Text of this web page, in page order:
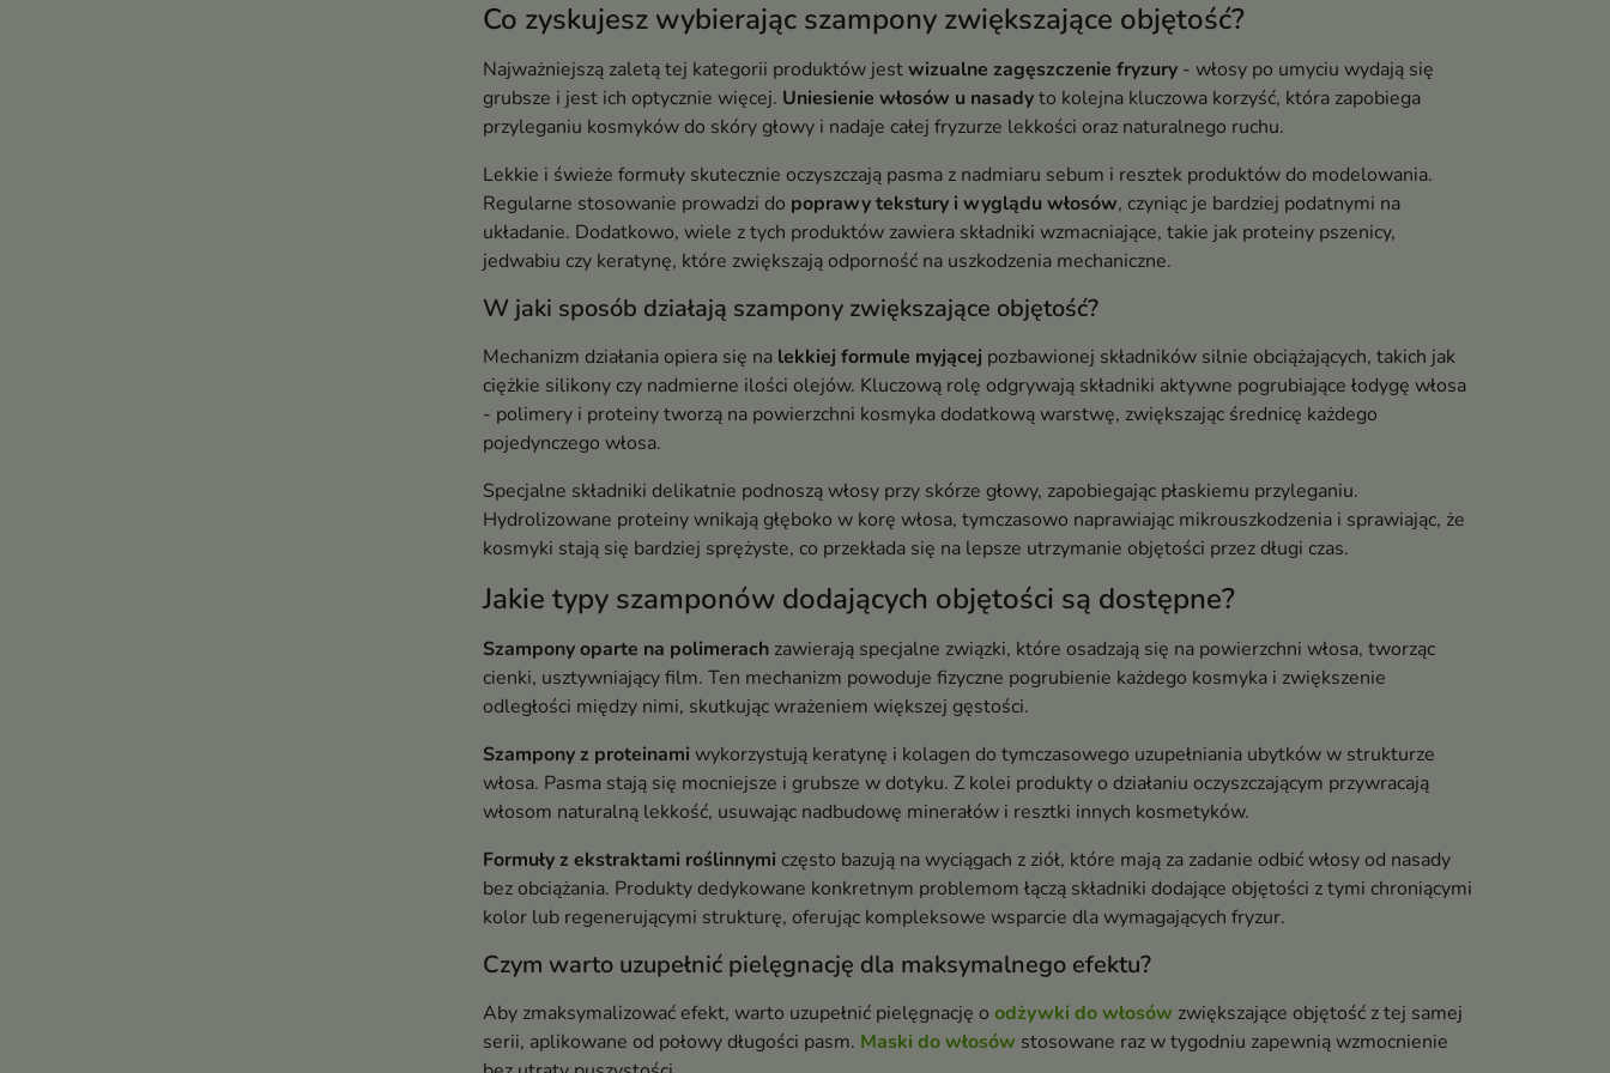
Co zyskujesz wybierając szampony zwiększające objętość?
Najważniejszą zaletą tej kategorii produktów jestwizualne zagęszczenie fryzury - włosy po umyciu wydają się
grubsze i jest ich optycznie więcej. Uniesienie włosów u nasadyto kolejna kluczowa korzyść, która zapobiega
przyleganiu kosmyków do skóry głowy i nadaje całej fryzurze lekkości oraz naturalnego ruchu.
Lekkie i świeże formuły skutecznie oczyszczają pasma z nadmiaru sebum i resztek produktów do modelowania.
Regularne stosowanie prowadzi do poprawy tekstury i wyglądu włosów, czyniąc je bardziej podatnymi na
układanie. Dodatkowo, wiele z tych produktów zawiera składniki wzmacniające, takie jak proteiny pszenicy,
jedwabiu czy keratynę, które zwiększają odporność na uszkodzenia mechaniczne.
W jaki sposób działają szampony zwiększające objętość?
Mechanizm działania opiera się na lekkiej formule myjącej pozbawionej składników silnie obciążających, takich jak
ciężkie silikony czy nadmierne ilości olejów. Kluczową rolę odgrywają składniki aktywne pogrubiające łodygę włosa
- polimery i proteiny tworzą na powierzchni kosmyka dodatkową warstwę, zwiększając średnicę każdego
pojedynczego włosa.
Specjalne składniki delikatnie podnoszą włosy przy skórze głowy, zapobiegając płaskiemu przyleganiu.
Hydrolizowane proteiny wnikają głęboko w korę włosa, tymczasowo naprawiając mikrouszkodzenia i sprawiając, że
kosmyki stają się bardziej sprężyste, co przekłada się na lepsze utrzymanie objętości przez długi czas.
Jakie typy szamponów dodających objętości są dostępne?
Szampony oparte na polimerach zawierają specjalne związki, które osadzają się na powierzchni włosa, tworząc
cienki, usztywniający film. Ten mechanizm powoduje fizyczne pogrubienie każdego kosmyka i zwiększenie
odległości między nimi, skutkując wrażeniem większej gęstości.
Szampony z proteinami wykorzystują keratynę i kolagen do tymczasowego uzupełniania ubytków w strukturze
włosa. Pasma stają się mocniejsze i grubsze w dotyku. Z kolei produkty o działaniu oczyszczającym przywracają
włosom naturalną lekkość, usuwając nadbudowę minerałów i resztki innych kosmetyków.
Formuły z ekstraktami roślinnymi często bazują na wyciągach z ziół, które mają za zadanie odbić włosy od nasady
bez obciążania. Produkty dedykowane konkretnym problemom łączą składniki dodające objętości z tymi chroniącymi
kolor lub regenerującymi strukturę, oferując kompleksowe wsparcie dla wymagających fryzur.
Czym warto uzupełnić pielęgnację dla maksymalnego efektu?
Aby zmaksymalizować efekt, warto uzupełnić pielęgnację o odżywki do włosów zwiększające objętość z tej samej
serii, aplikowane od połowy długości pasm. Maski do włosów stosowane raz w tygodniu zapewnią wzmocnienie